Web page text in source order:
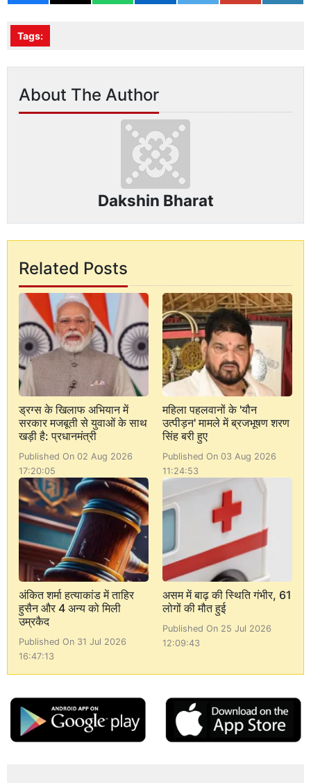
Tags:
About The Author
Dakshin Bharat
Related Posts
ड्रग्स के खिलाफ अभियान में
सरकार मजबूती से युवाओं के साथ
खड़ी है: प्रधानमंत्री
Published On 02 Aug 2026
17:20:05
महिला पहलवानों के 'यौन
उत्पीड़न' मामले में ब्रजभूषण शरण
सिंह बरी हुए
Published On 03 Aug 2026
11:24:53
अंकित शर्मा हत्याकांड में ताहिर
हुसैन और 4 अन्य को मिली
उम्रकैद
Published On 31 Jul 2026
16:47:13
असम में बाढ़ की स्थिति गंभीर, 61
लोगों की मौत हुई
Published On 25 Jul 2026
12:09:43